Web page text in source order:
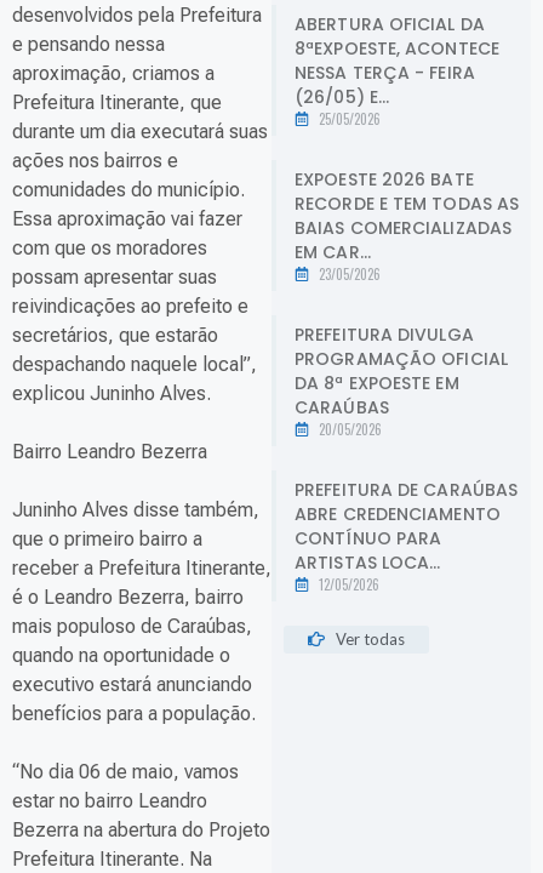
desenvolvidos pela Prefeitura
e pensando nessa
aproximação, criamos a
Prefeitura Itinerante, que
durante um dia executará suas
ações nos bairros e
comunidades do município.
Essa aproximação vai fazer
com que os moradores
possam apresentar suas
reivindicações ao prefeito e
secretários, que estarão
despachando naquele local”,
explicou Juninho Alves.
Bairro Leandro Bezerra
Juninho Alves disse também,
que o primeiro bairro a
receber a Prefeitura Itinerante,
é o Leandro Bezerra, bairro
mais populoso de Caraúbas,
quando na oportunidade o
executivo estará anunciando
benefícios para a população.
“No dia 06 de maio, vamos
estar no bairro Leandro
Bezerra na abertura do Projeto
Prefeitura Itinerante. Na
ABERTURA OFICIAL DA
8ªEXPOESTE, ACONTECE
NESSA TERÇA - FEIRA
(26/05) E...
25/05/2026
EXPOESTE 2026 BATE
RECORDE E TEM TODAS AS
BAIAS COMERCIALIZADAS
EM CAR...
23/05/2026
PREFEITURA DIVULGA
PROGRAMAÇÃO OFICIAL
DA 8ª EXPOESTE EM
CARAÚBAS
20/05/2026
PREFEITURA DE CARAÚBAS
ABRE CREDENCIAMENTO
CONTÍNUO PARA
ARTISTAS LOCA...
12/05/2026
Ver todas